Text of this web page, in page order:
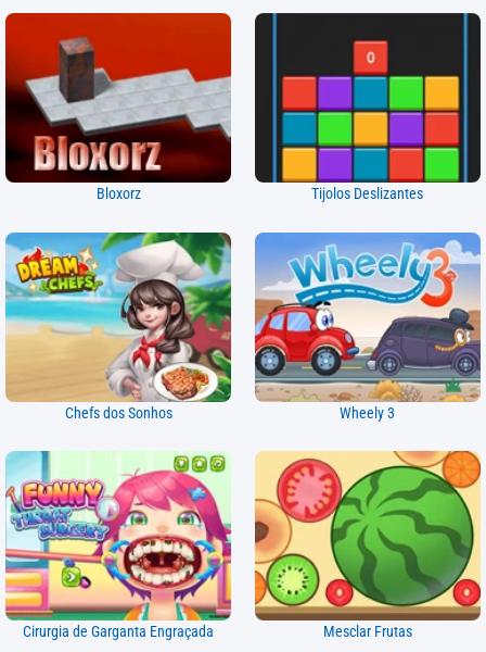
Bloxorz Tijolos Deslizantes
Chefs dos Sonhos Wheely 3
Cirurgia de Garganta Engraçada Mesclar Frutas